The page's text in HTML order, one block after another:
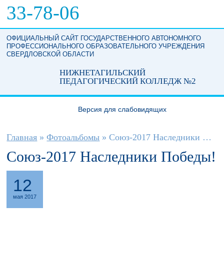
33-78-06
ОФИЦИАЛЬНЫЙ САЙТ ГОСУДАРСТВЕННОГО АВТОНОМНОГО
ПРОФЕССИОНАЛЬНОГО ОБРАЗОВАТЕЛЬНОГО УЧРЕЖДЕНИЯ
СВЕРДЛОВСКОЙ ОБЛАСТИ
НИЖНЕТАГИЛЬСКИЙ
ПЕДАГОГИЧЕСКИЙ КОЛЛЕДЖ №2
Версия для слабовидящих
Вы здесь
Главная » Фотоальбомы » Союз-2017 Наследники Победы!
Союз-2017 Наследники Победы!
12
мая 2017